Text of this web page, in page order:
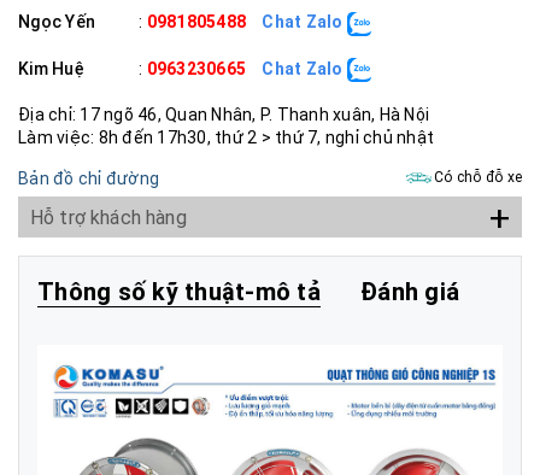
Ngọc Yến : 0981805488 Chat Zalo
Kim Huệ : 0963230665 Chat Zalo
Địa chỉ: 17 ngõ 46, Quan Nhân, P. Thanh xuân, Hà Nội
Làm việc: 8h đến 17h30, thứ 2 > thứ 7, nghỉ chủ nhật
Bản đồ chỉ đường Có chỗ đỗ xe
Hỗ trợ khách hàng +
Thông số kỹ thuật-mô tả Đánh giá